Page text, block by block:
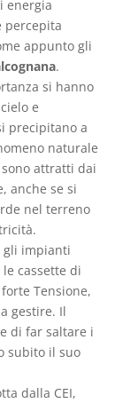
energia
percepita
appunto gli
.
si hanno
e
precipitano a
naturale
attratti dai
anche se si
nel terreno
gli impianti
cassette di
Tensione,
gestire. Il
di far saltare i
subito il suo
dalla CEI,